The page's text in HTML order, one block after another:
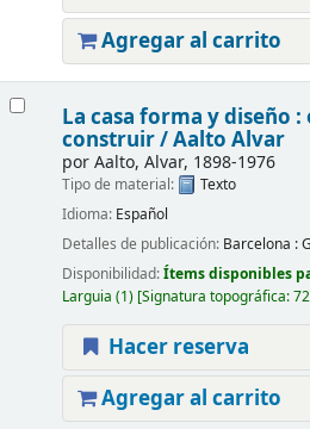
Agregar al carrito
La casa forma y diseño
construir /Aalto Alvar
porAalto, Alvar, 1898-1976
Tipo de material:
Texto
Idioma: Español
Detalles de publicación: Barcelona :
Disponibilidad:Ítems disponibles
Larguia (1) Signatura topográfica:
Hacer reserva
Agregar al carrito